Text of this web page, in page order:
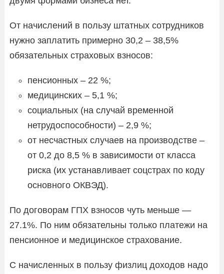
От начислений в пользу штатных сотрудников
нужно заплатить примерно 30,2 – 38,5%
обязательных страховых взносов:
пенсионных – 22 %;
медицинских – 5,1 %;
социальных (на случай временной
нетрудоспособности) – 2,9 %;
от несчастных случаев на производстве –
от 0,2 до 8,5 % в зависимости от класса
риска (их устанавливает соцстрах по коду
основного ОКВЭД).
По договорам ГПХ взносов чуть меньше —
27.1%. По ним обязательны только платежи на
пенсионное и медицинское страхование.
С начисленных в пользу физлиц доходов надо